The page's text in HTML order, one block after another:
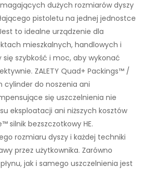
dużych rozmiarów dyszy
pistoletu na jednej jednostce
to idealne urządzenie dla
mieszkalnych, handlowych i
się szybkość i moc, aby wykonać
ZALETY Quad+ Packings™ /
cylinder do noszenia ani
się uszczelnienia nie
eksploatacji ani niższych kosztów
silnik bezszczotkowy HE.
rozmiaru dyszy i każdej techniki
przez użytkownika. Zarówno
jak i samego uszczelnienia jest